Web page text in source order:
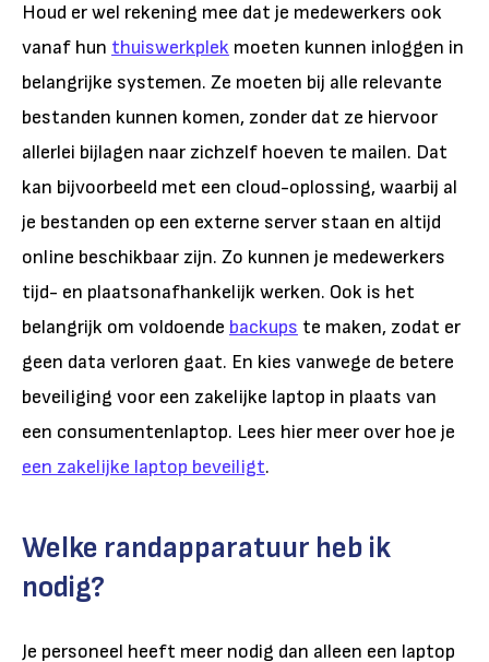
Houd er wel rekening mee dat je medewerkers ook
vanaf hun thuiswerkplek moeten kunnen inloggen in
belangrijke systemen. Ze moeten bij alle relevante
bestanden kunnen komen, zonder dat ze hiervoor
allerlei bijlagen naar zichzelf hoeven te mailen. Dat
kan bijvoorbeeld met een cloud-oplossing, waarbij al
je bestanden op een externe server staan en altijd
online beschikbaar zijn. Zo kunnen je medewerkers
tijd- en plaatsonafhankelijk werken. Ook is het
belangrijk om voldoende backups te maken, zodat er
geen data verloren gaat. En kies vanwege de betere
beveiliging voor een zakelijke laptop in plaats van
een consumentenlaptop. Lees hier meer over hoe je
een zakelijke laptop beveiligt.
Welke randapparatuur heb ik
nodig?
Je personeel heeft meer nodig dan alleen een laptop